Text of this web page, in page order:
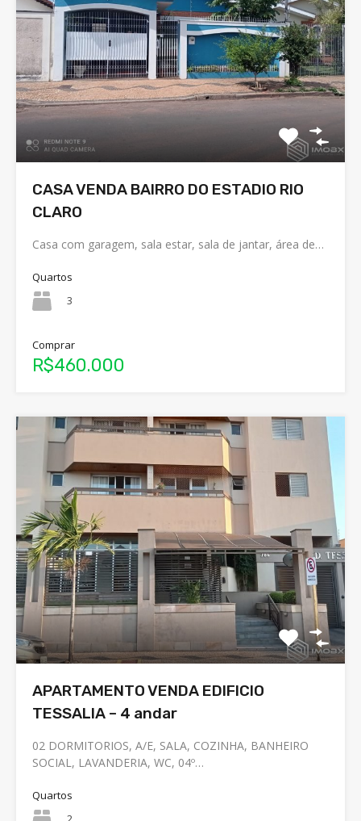
CASA VENDA BAIRRO DO ESTADIO RIO
CLARO
Casa com garagem, sala estar, sala de jantar, área de…
Quartos
3
Comprar
R$460.000
APARTAMENTO VENDA EDIFICIO
TESSALIA – 4 andar
02 DORMITORIOS, A/E, SALA, COZINHA, BANHEIRO
SOCIAL, LAVANDERIA, WC, 04º…
Quartos